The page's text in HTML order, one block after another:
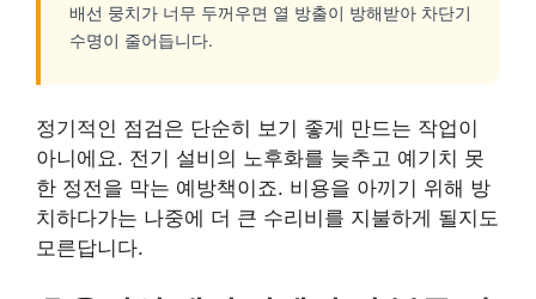
배선 뭉치가 너무 두꺼우면 열 방출이 방해받아 차단기
수명이 줄어듭니다.
정기적인 점검은 단순히 보기 좋게 만드는 작업이
아니에요. 전기 설비의 노후화를 늦추고 예기치 못
한 정전을 막는 예방책이죠. 비용을 아끼기 위해 방
치하다가는 나중에 더 큰 수리비를 지불하게 될지도
모른답니다.